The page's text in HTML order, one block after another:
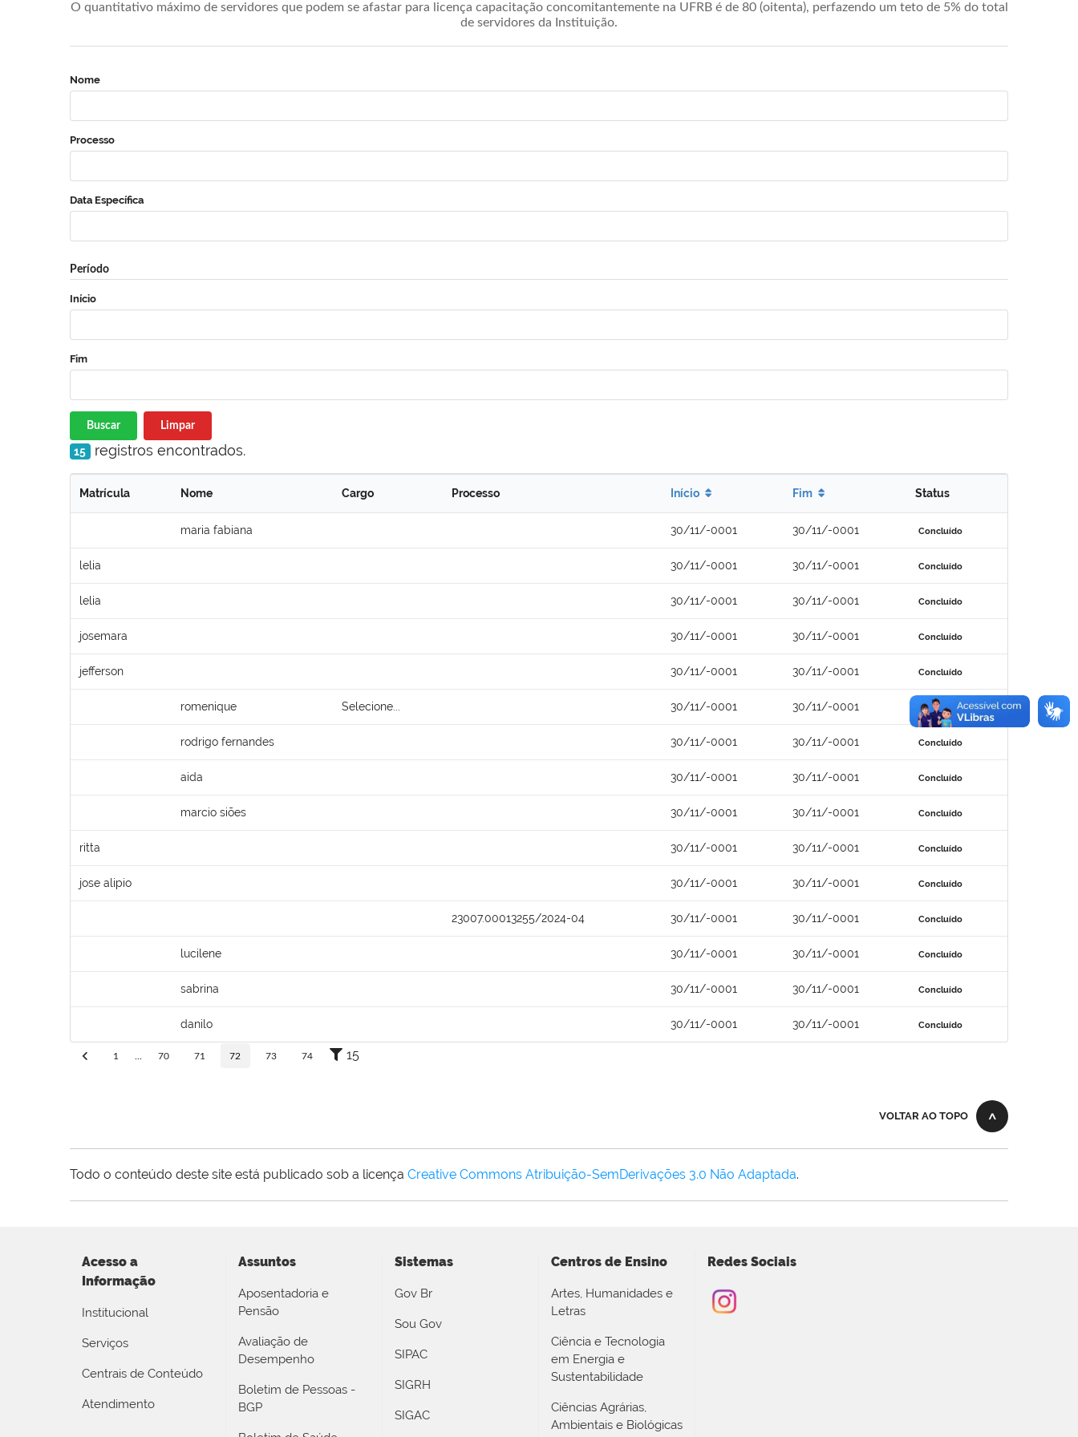
O quantitativo máximo de servidores que podem se afastar para licença capacitação concomitantemente na UFRB é de 80 (oitenta), perfazendo um teto de 5% do total
de servidores da Instituição.
Nome
Processo
Data Específica
Período
Início
Fim
Buscar Limpar
15 registros encontrados.
Matrícula Nome Cargo Processo Início Fim Status
maria fabiana 30/11/-0001 30/11/-0001 Concluído
lelia 30/11/-0001 30/11/-0001 Concluído
lelia 30/11/-0001 30/11/-0001 Concluído
josemara 30/11/-0001 30/11/-0001 Concluído
jefferson 30/11/-0001 30/11/-0001 Concluído
romenique Selecione... 30/11/-0001 30/11/-0001 Concluído
rodrigo fernandes 30/11/-0001 30/11/-0001 Concluído
aida 30/11/-0001 30/11/-0001 Concluído
marcio siões 30/11/-0001 30/11/-0001 Concluído
ritta 30/11/-0001 30/11/-0001 Concluído
jose alipio 30/11/-0001 30/11/-0001 Concluído
23007.00013255/2024-04 30/11/-0001 30/11/-0001 Concluído
lucilene 30/11/-0001 30/11/-0001 Concluído
sabrina 30/11/-0001 30/11/-0001 Concluído
danilo 30/11/-0001 30/11/-0001 Concluído
1 70 71 72 73 74 15
VOLTAR AO TOPO
Todo o conteúdo deste site está publicado sob a licença Creative Commons Atribuição-SemDerivações 3.0 Não Adaptada.
Acesso a
Informação
Institucional
Serviços
Centrais de Conteúdo
Atendimento
Assuntos
Aposentadoria e
Pensão
Avaliação de
Desempenho
Boletim de Pessoas -
BGP
Sistemas
Gov Br
Sou Gov
SIPAC
SIGRH
SIGAC
Centros de Ensino
Artes, Humanidades e
Letras
Ciência e Tecnologia
em Energia e
Sustentabilidade
Ciências Agrárias,
Ambientais e Biológicas
Redes Sociais